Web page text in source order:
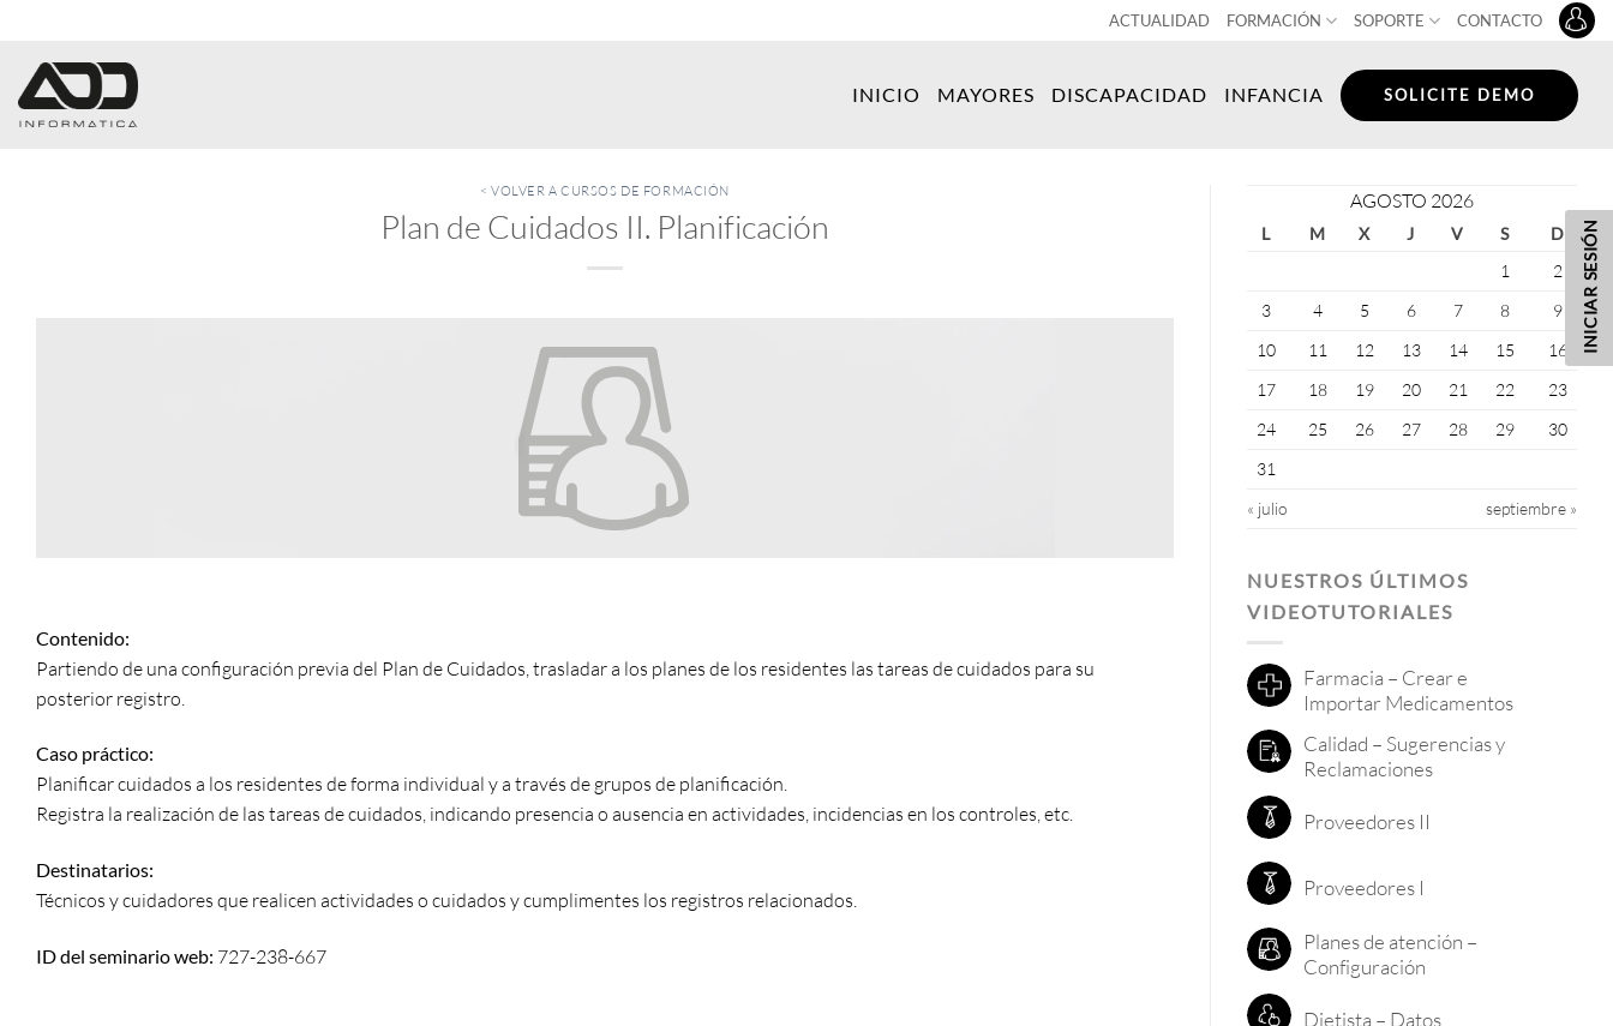
contenido
ACTUALIDAD FORMACIÓN SOPORTE CONTACTO
INICIO MAYORES DISCAPACIDAD INFANCIA SOLICITE DEMO
< VOLVER A CURSOS DE FORMACIÓN
Plan de Cuidados II. Planificación
Contenido:
Partiendo de una configuración previa del Plan de Cuidados, trasladar a los planes de los residentes las tareas de cuidados para su
posterior registro.
Caso práctico:
Planificar cuidados a los residentes de forma individual y a través de grupos de planificación.
Registra la realización de las tareas de cuidados, indicando presencia o ausencia en actividades, incidencias en los controles, etc.
Destinatarios:
Técnicos y cuidadores que realicen actividades o cuidados y cumplimentes los registros relacionados.
ID del seminario web: 727-238-667
AGOSTO 2026
L M X J V S
D
1
2
3
4 5 6 7 8
9
10
11 12 13 14 15
16
17
18 19 20 21 22
23
24
25 26 27 28 29
30
31
« julio
septiembre »
NUESTROS ÚLTIMOS
VIDEOTUTORIALES
Farmacia – Crear e
Importar Medicamentos
Calidad – Sugerencias y
Reclamaciones
Proveedores II
Proveedores I
Planes de atención –
Configuración
Dietista – Datos
INICIAR SESIÓN